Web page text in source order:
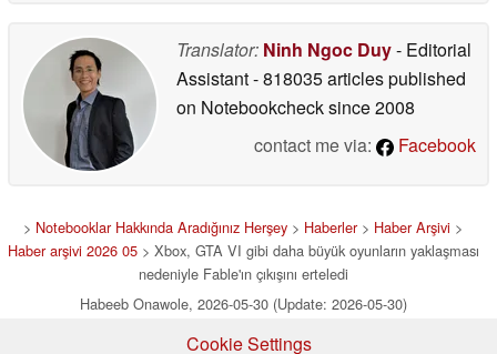
Translator: Ninh Ngoc Duy- Editorial
Assistant- 818035 articles published
on Notebookchecksince 2008
contact me via:
Facebook
> Notebooklar Hakkında Aradığınız Herşey > Haberler> Haber Arşivi >
Haber arşivi 2026 05> Xbox, GTA VI gibi daha büyük oyunların yaklaşması
nedeniyle Fable'ın çıkışını erteledi
Habeeb Onawole, 2026-05-30 (Update: 2026-05-30)
Cookie Settings